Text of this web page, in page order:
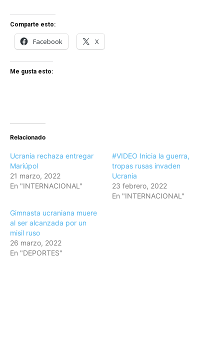
Comparte esto:
Facebook X
Me gusta esto:
Relacionado
Ucrania rechaza entregar
Mariúpol
21 marzo, 2022
En "INTERNACIONAL"
#VIDEO Inicia la guerra,
tropas rusas invaden
Ucrania
23 febrero, 2022
En "INTERNACIONAL"
Gimnasta ucraniana muere
al ser alcanzada por un
misil ruso
26 marzo, 2022
En "DEPORTES"